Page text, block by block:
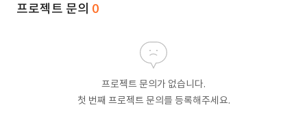
프로젝트 문의 0
프로젝트 문의가 없습니다.
첫 번째 프로젝트 문의를 등록해주세요.